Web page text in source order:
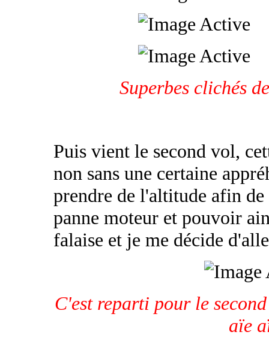
Superbes clichés
Puis vient le second vol,
non sans une certaine
prendre de l'altitude afin
panne moteur et pouvoir
falaise et je me décide
C'est reparti pour le
aïe